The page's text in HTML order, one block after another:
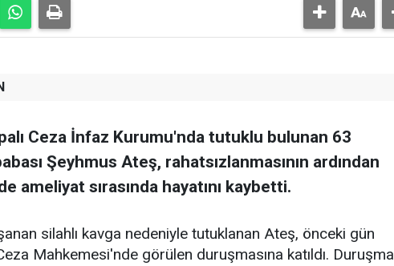
Ceza İnfaz Kurumu'nda tutuklu bulunan 63
Şeyhmus Ateş, rahatsızlanmasının ardından
ameliyat sırasında hayatını kaybetti.
silahlı kavga nedeniyle tutuklanan Ateş, önceki gün
Mahkemesi'nde görülen duruşmasına katıldı. Duruşma